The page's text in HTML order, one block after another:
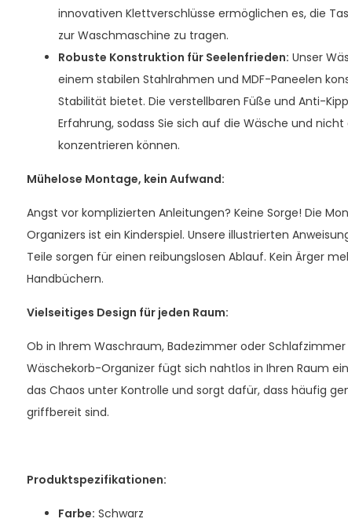
innovativen Klettverschlüsse ermöglichen es, die
zur Waschmaschine zu tragen.
Robuste Konstruktion für Seelenfrieden: Unser
einem stabilen Stahlrahmen und MDF-Paneelen
Stabilität bietet. Die verstellbaren Füße und Anti-
Erfahrung, sodass Sie sich auf die Wäsche und
konzentrieren können.
Mühelose Montage, kein Aufwand:
Angst vor komplizierten Anleitungen? Keine Sorge! Die
Organizers ist ein Kinderspiel. Unsere illustrierten
Teile sorgen für einen reibungslosen Ablauf. Kein Ärger
Handbüchern.
Vielseitiges Design für jeden Raum:
Ob in Ihrem Waschraum, Badezimmer oder
Wäschekorb-Organizer fügt sich nahtlos in Ihren Raum
das Chaos unter Kontrolle und sorgt dafür, dass häufig
griffbereit sind.
Produktspezifikationen:
Farbe: Schwarz